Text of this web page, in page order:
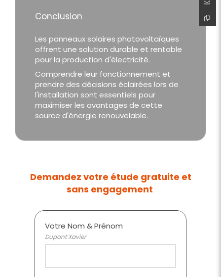
Conclusion
Les panneaux solaires photovoltaïques
offrent une solution durable et rentable
pour la production d'électricité.
Comprendre leur fonctionnement et
prendre des décisions éclairées lors de
l'installation sont essentiels pour
maximiser les avantages de cette
source d'énergie renouvelable.
Demandez votre étude gratuite et
sans engagement
Votre Nom & Prénom
Dupont Xavier